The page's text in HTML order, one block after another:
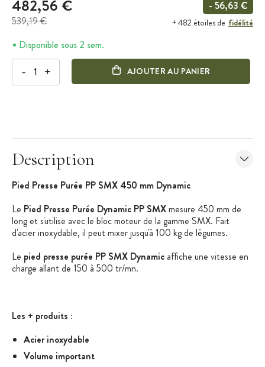
482,56 €
539,19 €
- 56,63 €
+ 482 étoiles de fidélité
Disponible sous 2 sem.
- + AJOUTER AU PANIER
Description
Pied Presse Purée PP SMX 450 mm Dynamic
Le Pied Presse Purée Dynamic PP SMXmesure 450 mm de
long et s'utilise avec le bloc moteur de la gamme SMX. Fait
d'acier inoxydable, il peut mixer jusqu'à 100 kg de légumes.
Le pied presse purée PP SMX Dynamic affiche une vitesse en
charge allant de 150 à 500 tr/mn.
Les + produits :
Acier inoxydable
Volume important